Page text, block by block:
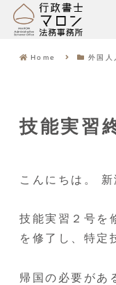
Home 外国人
技能実習
こんにちは。
技能実習２号を
を修了し、特定
帰国の必要があ